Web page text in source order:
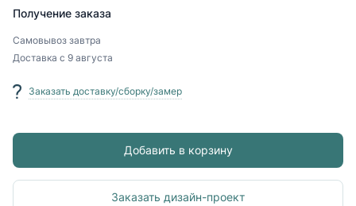
Получение заказа
Самовывоз завтра
Доставка с 9 августа
Заказать доставку/сборку/замер
Добавить в корзину
Заказать дизайн-проект